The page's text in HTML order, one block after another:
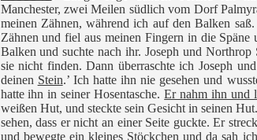
Manchester, zwei Meilen südlich vom Dorf
meinen Zähnen, während ich auf den Balken
Zähnen und fiel aus meinen Fingern in die Späne
Balken und suchte nach ihr. Joseph und Northrop
sie nicht finden. Dann überraschte ich Joseph
deinen Stein.’ Ich hatte ihn nie gesehen und
hatte ihn in seiner Hosentasche.Er nahm ihn und
weißen Hut, und steckte sein Gesicht in seinen
sehen, dass er nicht an einer Seite guckte. Er
und bewegte ein kleines Stöckchen und da sah